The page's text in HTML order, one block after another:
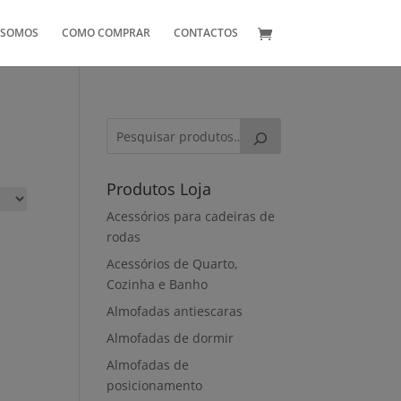
COMO COMPRAR CONTACTOS
Produtos Loja
Acessórios para cadeiras de
rodas
Acessórios de Quarto,
Cozinha e Banho
Almofadas antiescaras
Almofadas de dormir
Almofadas de
posicionamento